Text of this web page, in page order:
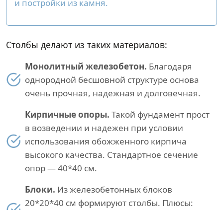
и постройки из камня.
Столбы делают из таких материалов:
Монолитный железобетон. Благодаря
однородной бесшовной структуре основа
очень прочная, надежная и долговечная.
Кирпичные опоры. Такой фундамент прост
в возведении и надежен при условии
использования обожженного кирпича
высокого качества. Стандартное сечение
опор — 40*40 см.
Блоки. Из железобетонных блоков
20*20*40 см формируют столбы. Плюсы: